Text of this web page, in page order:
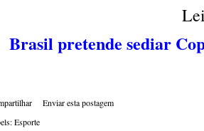
Brasil pretende sediar
Enviar esta postagem
Esporte